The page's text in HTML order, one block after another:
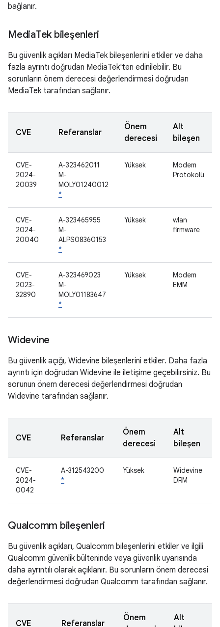
bağlanır.
MediaTek bileşenleri
Bu güvenlik açıkları MediaTek bileşenlerini etkiler ve daha
fazla ayrıntı doğrudan MediaTek'ten edinilebilir. Bu
sorunların önem derecesi değerlendirmesi doğrudan
MediaTek tarafından sağlanır.
CVE Referanslar
Önem
derecesi
Alt
bileşen
CVE-
2024-
20039
A-323462011
M-
MOLY01240012
*
Yüksek
Modem
Protokolü
CVE-
2024-
20040
A-323465955
M-
ALPS08360153
*
Yüksek
wlan
firmware
CVE-
2023-
32890
A-323469023
M-
MOLY01183647
*
Yüksek
Modem
EMM
Widevine
Bu güvenlik açığı, Widevine bileşenlerini etkiler. Daha fazla
ayrıntı için doğrudan Widevine ile iletişime geçebilirsiniz. Bu
sorunun önem derecesi değerlendirmesi doğrudan
Widevine tarafından sağlanır.
CVE Referanslar
Önem
derecesi
Alt
bileşen
CVE-
2024-
0042
A-312543200
*
Yüksek
Widevine
DRM
Qualcomm bileşenleri
Bu güvenlik açıkları, Qualcomm bileşenlerini etkiler ve ilgili
Qualcomm güvenlik bülteninde veya güvenlik uyarısında
daha ayrıntılı olarak açıklanır. Bu sorunların önem derecesi
değerlendirmesi doğrudan Qualcomm tarafından sağlanır.
CVE Referanslar
Önem
Alt